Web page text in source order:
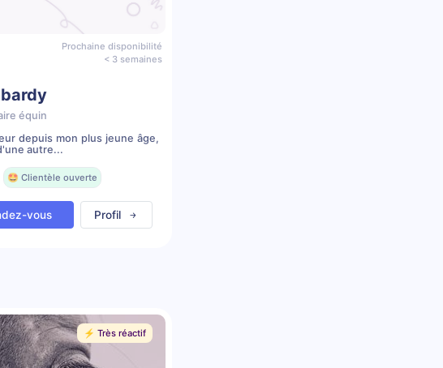
Prochaine disponibilité
< 3 semaines
équin
depuis mon plus jeune âge,
autre...
🤩 Clientèle ouverte
vous Profil
⚡️ Très réactif